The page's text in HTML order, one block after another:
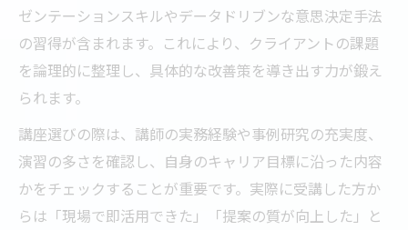
ゼンテーションスキルやデータドリブンな意思決定手法
の習得が含まれます。これにより、クライアントの課題
を論理的に整理し、具体的な改善策を導き出す力が鍛え
られます。
講座選びの際は、講師の実務経験や事例研究の充実度、
演習の多さを確認し、自身のキャリア目標に沿った内容
かをチェックすることが重要です。実際に受講した方か
らは「現場で即活用できた」「提案の質が向上した」と